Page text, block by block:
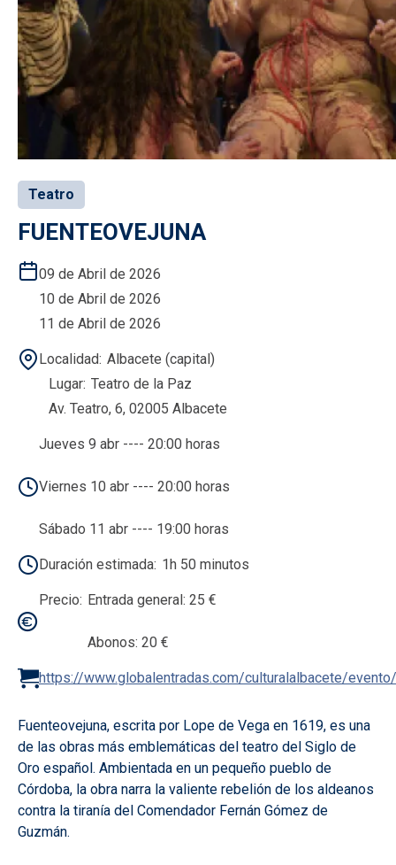
Teatro
FUENTEOVEJUNA
09 de Abril de 2026
10 de Abril de 2026
11 de Abril de 2026
Localidad Albacete (capital)
Lugar Teatro de la Paz
Av. Teatro, 6, 02005 Albacete
Jueves 9 abr ---- 20:00 horas
Viernes 10 abr ---- 20:00 horas
Sábado 11 abr ---- 19:00 horas
Duración estimada 1h 50 minutos
Precio Entrada general: 25 €
Abonos: 20 €
https://www.globalentradas.com/culturalalbacete/
Fuenteovejuna, escrita por Lope de Vega en 1619, es una
de las obras más emblemáticas del teatro del Siglo de
Oro español. Ambientada en un pequeño pueblo de
Córdoba, la obra narra la valiente rebelión de los aldeanos
contra la tiranía del Comendador Fernán Gómez de
Guzmán.